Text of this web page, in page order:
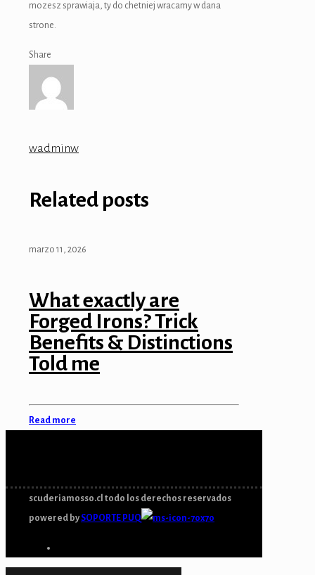
mozesz sprawiaja, ty do chetniej wracamy w dana
strone.
Share
wadminw
Related posts
marzo 11, 2026
What exactly are
Forged Irons? Trick
Benefits & Distinctions
Told me
Read more
scuderiamosso.cl todo los derechos reservados
powered bySOPORTE PUQ